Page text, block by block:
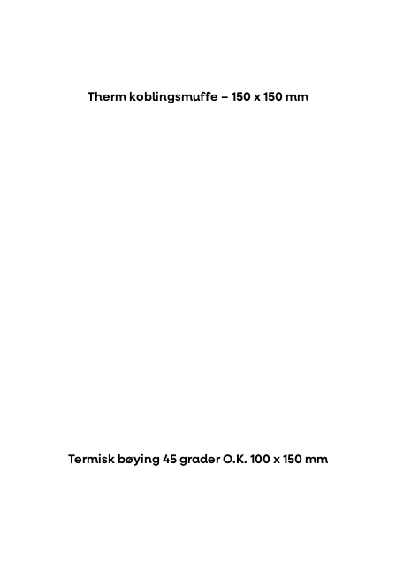
Therm koblingsmuffe – 150 x 150 mm
Termisk bøying 45 grader O.K. 100 x 150 mm